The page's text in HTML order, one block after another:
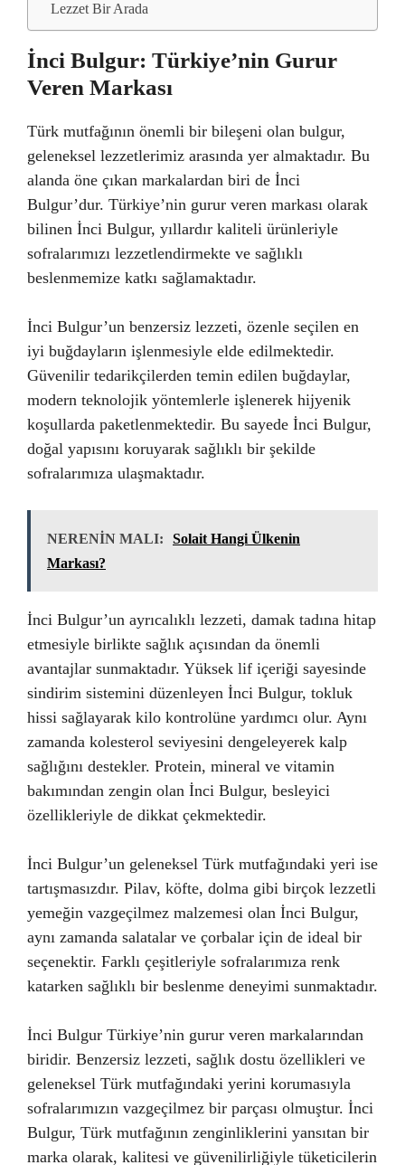
Lezzet Bir Arada
İnci Bulgur: Türkiye’nin Gurur
Veren Markası
Türk mutfağının önemli bir bileşeni olan bulgur,
geleneksel lezzetlerimiz arasında yer almaktadır. Bu
alanda öne çıkan markalardan biri de İnci
Bulgur’dur. Türkiye’nin gurur veren markası olarak
bilinen İnci Bulgur, yıllardır kaliteli ürünleriyle
sofralarımızı lezzetlendirmekte ve sağlıklı
beslenmemize katkı sağlamaktadır.
İnci Bulgur’un benzersiz lezzeti, özenle seçilen en
iyi buğdayların işlenmesiyle elde edilmektedir.
Güvenilir tedarikçilerden temin edilen buğdaylar,
modern teknolojik yöntemlerle işlenerek hijyenik
koşullarda paketlenmektedir. Bu sayede İnci Bulgur,
doğal yapısını koruyarak sağlıklı bir şekilde
sofralarımıza ulaşmaktadır.
NERENİN MALI:
Solait Hangi Ülkenin
Markası?
İnci Bulgur’un ayrıcalıklı lezzeti, damak tadına hitap
etmesiyle birlikte sağlık açısından da önemli
avantajlar sunmaktadır. Yüksek lif içeriği sayesinde
sindirim sistemini düzenleyen İnci Bulgur, tokluk
hissi sağlayarak kilo kontrolüne yardımcı olur. Aynı
zamanda kolesterol seviyesini dengeleyerek kalp
sağlığını destekler. Protein, mineral ve vitamin
bakımından zengin olan İnci Bulgur, besleyici
özellikleriyle de dikkat çekmektedir.
İnci Bulgur’un geleneksel Türk mutfağındaki yeri ise
tartışmasızdır. Pilav, köfte, dolma gibi birçok lezzetli
yemeğin vazgeçilmez malzemesi olan İnci Bulgur,
aynı zamanda salatalar ve çorbalar için de ideal bir
seçenektir. Farklı çeşitleriyle sofralarımıza renk
katarken sağlıklı bir beslenme deneyimi sunmaktadır.
İnci Bulgur Türkiye’nin gurur veren markalarından
biridir. Benzersiz lezzeti, sağlık dostu özellikleri ve
geleneksel Türk mutfağındaki yerini korumasıyla
sofralarımızın vazgeçilmez bir parçası olmuştur. İnci
Bulgur, Türk mutfağının zenginliklerini yansıtan bir
marka olarak, kalitesi ve güvenilirliğiyle tüketicilerin